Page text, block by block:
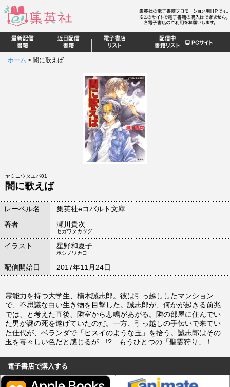
ホーム > 闇に歌えば
ヤミニウタエバ01
闇に歌えば
レーベル名
集英社eコバルト文庫
著者
瀬川貴次
セガワタカツグ
イラスト 星野和夏子
ホシノワカコ
配信開始日 2017年11月24日
霊能力を持つ大学生、楠木誠志郎。彼は引っ越ししたマンション
で、不思議な白い生き物を目撃した。誠志郎が、何かが起きる前兆
では、と考えた直後、隣室から悲鳴があがる。隣の部屋に住んでい
た男が謎の死を遂げていたのだ。一方、引っ越しの手伝いで来てい
た佳代が、ベランダで「ヒスイのような玉」を拾う。誠志郎はその
玉を毒々しい色だと感じるが…!? もうひとつの「聖霊狩り」！
電子書店で購入する